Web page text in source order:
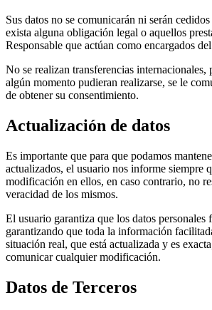
Sus datos no se comunicarán ni serán
exista alguna obligación legal o aquellos
Responsable que actúan como encargados
No se realizan transferencias internacionales,
algún momento pudieran realizarse, se le
de obtener su consentimiento.
Actualización de datos
Es importante que para que podamos
actualizados, el usuario nos informe siempre
modificación en ellos, en caso contrario, no
veracidad de los mismos.
El usuario garantiza que los datos personales
garantizando que toda la información
situación real, que está actualizada y es
comunicar cualquier modificación.
Datos de Terceros